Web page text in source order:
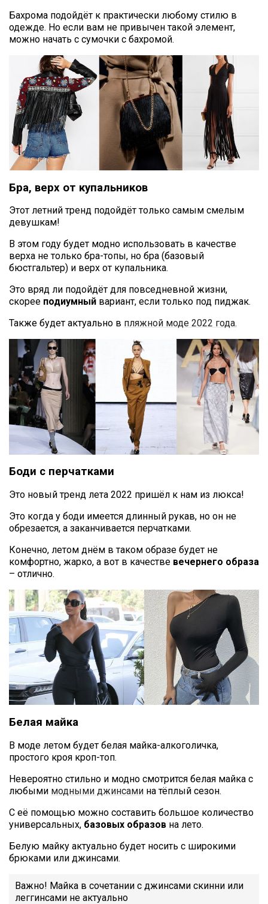
Бахрома подойдёт к практически любому стилю в
одежде. Но если вам не привычен такой элемент,
можно начать с сумочки с бахромой.
Бра, верх от купальников
Этот летний тренд подойдёт только самым смелым
девушкам!
В этом году будет модно использовать в качестве
верха не только бра-топы, но бра (базовый
бюстгальтер) и верх от купальника.
Это вряд ли подойдёт для повседневной жизни,
скорее подиумный вариант, если только под пиджак.
Также будет актуально в пляжной моде 2022 года.
Боди с перчатками
Это новый тренд лета 2022 пришёл к нам из люкса!
Это когда у боди имеется длинный рукав, но он не
обрезается, а заканчивается перчатками.
Конечно, летом днём в таком образе будет не
комфортно, жарко, а вот в качестве вечернего образа
– отлично.
Белая майка
В моде летом будет белая майка-алкоголичка,
простого кроя кроп-топ.
Невероятно стильно и модно смотрится белая майка с
любыми модными джинсами на тёплый сезон.
С её помощью можно составить большое количество
универсальных, базовых образов на лето.
Белую майку актуально будет носить с широкими
брюками или джинсами.
Важно! Майка в сочетании с джинсами скинни или
леггинсами не актуально